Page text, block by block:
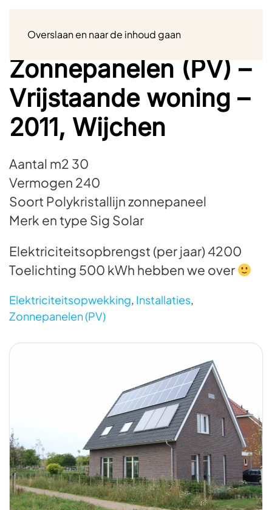
Overslaan en naar de inhoud gaan
Zonnepanelen (PV) –
Vrijstaande woning –
2011, Wijchen
Aantal m2 30
Vermogen 240
Soort Polykristallijn zonnepaneel
Merk en type Sig Solar
Elektriciteitsopbrengst (per jaar) 4200
Toelichting 500 kWh hebben we over
Elektriciteitsopwekking, Installaties,
Zonnepanelen (PV)